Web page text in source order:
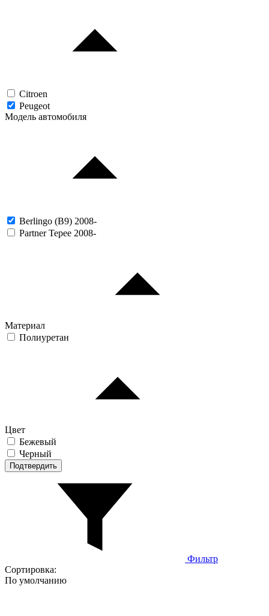
Citroen
Peugeot
Модель автомобиля
Berlingo (B9) 2008-
Partner Tepee 2008-
Материал
Полиуретан
Цвет
Бежевый
Черный
Подтвердить
Фильтр
Сортировка:
По умолчанию